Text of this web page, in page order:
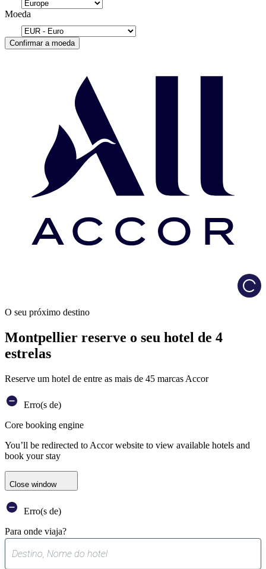
Moeda
Confirmar a moeda
O seu próximo destino
Montpellier reserve o seu hotel de 4
estrelas
Reserve um hotel de entre as mais de 45 marcas Accor
Erro(s de)
Core booking engine
You’ll be redirected to Accor website to view available hotels and
book your stay
Close window
Erro(s de)
Para onde viaja?
sugestão